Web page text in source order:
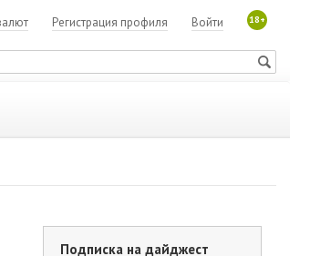
18+
Войти
Регистрация профиля
Подписка на дайджест